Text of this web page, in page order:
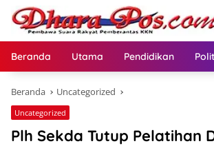
Langsung
konten
Beranda Utama Pendidikan
Beranda Uncategorized
Uncategorized
Plh Sekda Tutup Pelatihan